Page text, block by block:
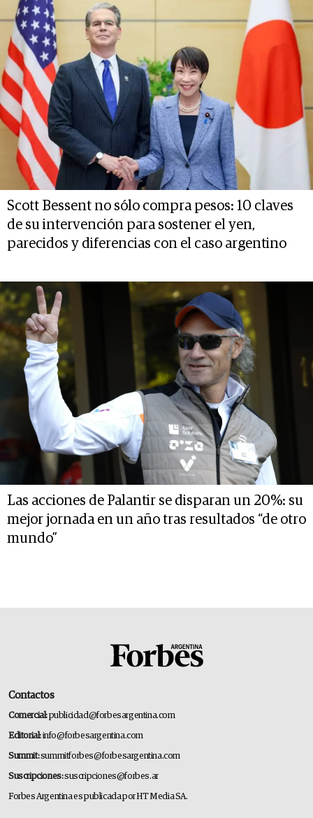
Scott Bessent no sólo compra pesos: 10 claves
de su intervención para sostener el yen,
parecidos y diferencias con el caso argentino
Las acciones de Palantir se disparan un 20%: su
mejor jornada en un año tras resultados “de otro
mundo”
Contactos
Comercial:publicidad@forbesargentina.com
Editorial:info@forbesargentina.com
Summit:summitforbes@forbesargentina.com
Suscripciones:suscripciones@forbes.ar
Forbes Argentina es publicada por HT Media SA.